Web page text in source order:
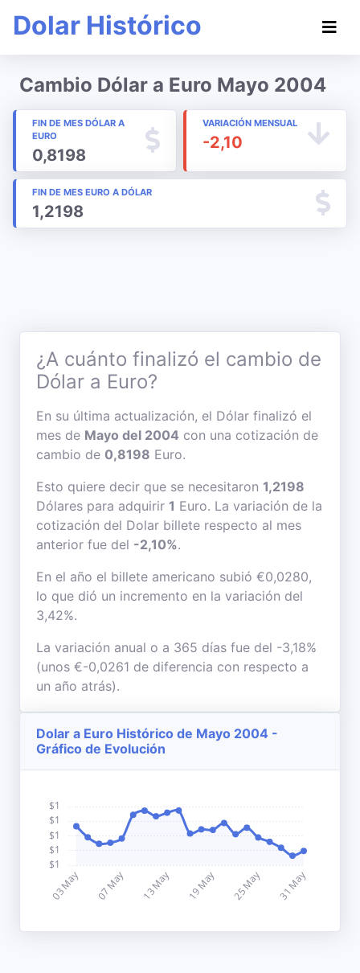
Dolar Histórico
Cambio Dólar a Euro Mayo 2004
FIN DE MES DÓLAR A
EURO
0,8198
VARIACIÓN MENSUAL
-2,10
FIN DE MES EURO A DÓLAR
1,2198
¿A cuánto finalizó el cambio de
Dólar a Euro?
En su última actualización, el Dólar finalizó el
mes de Mayo del 2004 con una cotización de
cambio de 0,8198 Euro.
Esto quiere decir que se necesitaron 1,2198
Dólares para adquirir 1 Euro. La variación de la
cotización del Dolar billete respecto al mes
anterior fue del -2,10%.
En el año el billete americano subió €0,0280,
lo que dió un incremento en la variación del
3,42%.
La variación anual o a 365 días fue del -3,18%
(unos €-0,0261 de diferencia con respecto a
un año atrás).
Dolar a Euro Histórico de Mayo 2004 -
Gráfico de Evolución